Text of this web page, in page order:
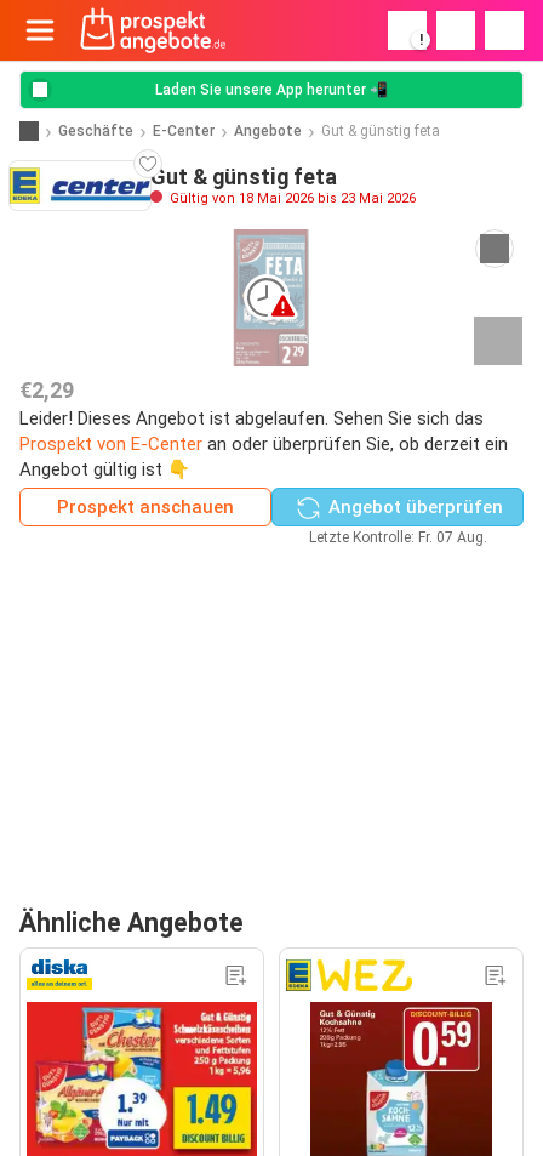
!
Laden Sie unsere App herunter 📲
Geschäfte E-Center Angebote Gut & günstig feta
Gut & günstig feta
Gültig von 18 Mai 2026 bis 23 Mai 2026
€2,29
Leider! Dieses Angebot ist abgelaufen. Sehen Sie sich das
Prospekt von E-Center an oder überprüfen Sie, ob derzeit ein
Angebot gültig ist 👇
Prospekt anschauen
Angebot überprüfen
Letzte Kontrolle: Fr. 07 Aug.
Ähnliche Angebote